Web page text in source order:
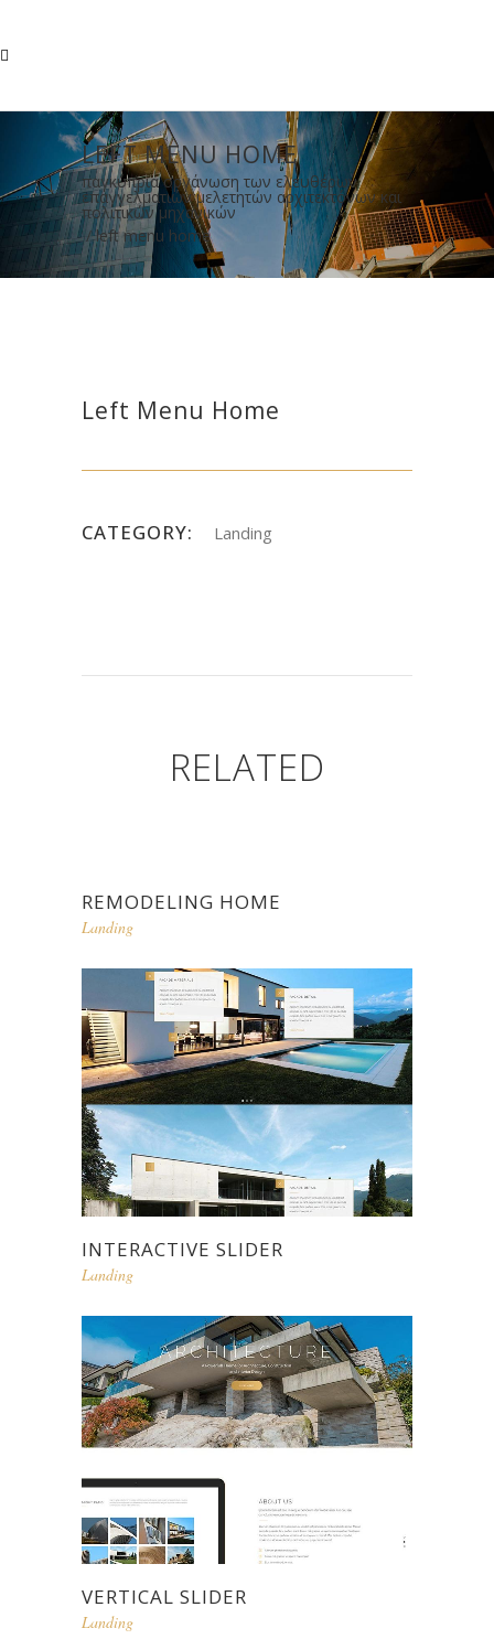
LEFT MENU HOME
παγκύπρια οργάνωση των ελευθέρων
επαγγελματιών μελετητών αρχιτεκτόνων και
πολιτικών μηχανικών
/left menu home
Left Menu Home
CATEGORY: Landing
RELATED
REMODELING HOME
Landing
INTERACTIVE SLIDER
Landing
VERTICAL SLIDER
Landing